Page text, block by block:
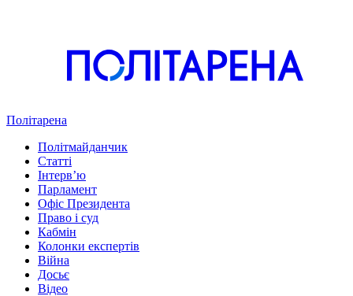
Політарена
Політмайданчик
Статті
Інтервʼю
Парламент
Офіс Президента
Право і суд
Кабмін
Колонки експертів
Війна
Досьє
Відео